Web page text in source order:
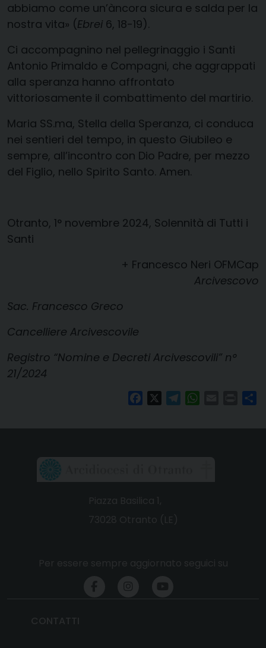
abbiamo come un’àncora sicura e salda per la
nostra vita» (Ebrei 6, 18-19).
Ci accompagnino nel pellegrinaggio i Santi
Antonio Primaldo e Compagni, che aggrappati
alla speranza hanno affrontato
vittoriosamente il combattimento del martirio.
Maria SS.ma, Stella della Speranza, ci conduca
nei sentieri del tempo, in questo Giubileo e
sempre, all’incontro con Dio Padre, per mezzo
del Figlio, nello Spirito Santo. Amen.
Otranto, 1° novembre 2024, Solennità di Tutti i
Santi
+ Francesco Neri OFMCap
Arcivescovo
Sac. Francesco Greco
Cancelliere Arcivescovile
Registro “Nomine e Decreti Arcivescovili” n°
21/2024
FacebookTelegramWhatsAppPrint